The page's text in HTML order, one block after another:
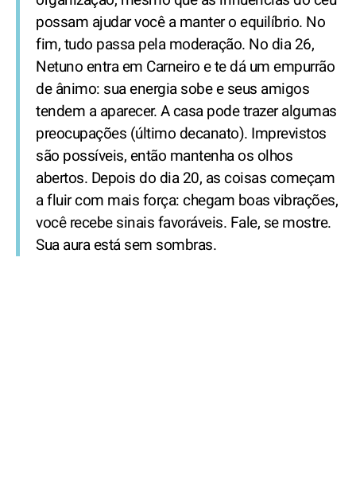
possam ajudar você a manter o equilíbrio. No
fim, tudo passa pela moderação. No dia 26,
Netuno entra em Carneiro e te dá um empurrão
de ânimo: sua energia sobe e seus amigos
tendem a aparecer. A casa pode trazer algumas
preocupações (último decanato). Imprevistos
são possíveis, então mantenha os olhos
abertos. Depois do dia 20, as coisas começam
a fluir com mais força: chegam boas vibrações,
você recebe sinais favoráveis. Fale, se mostre.
Sua aura está sem sombras.